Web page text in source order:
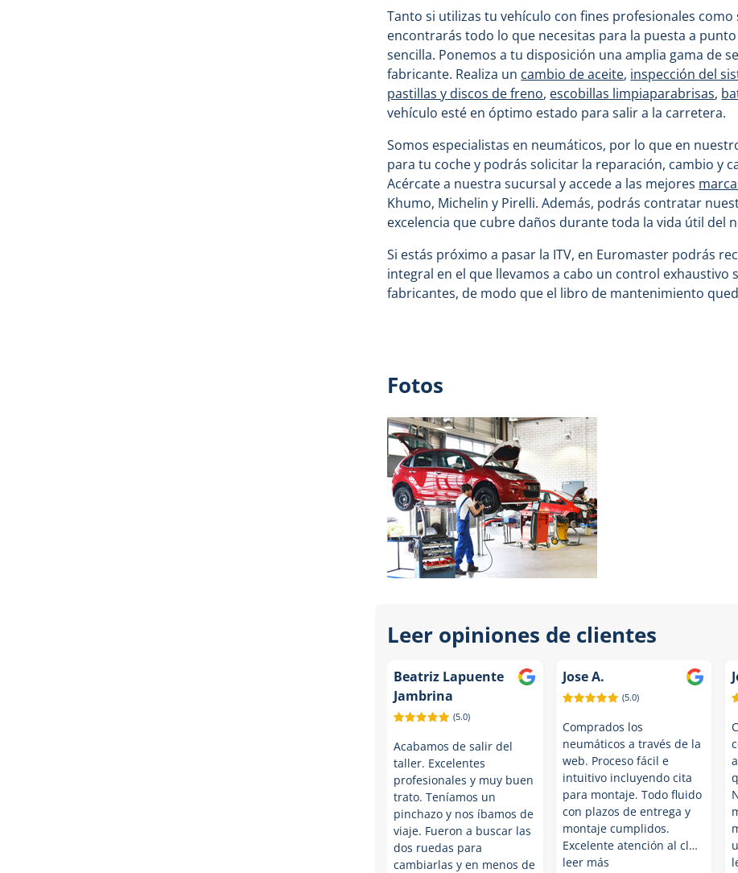
Tanto si utilizas tu vehículo con fines profesionales
encontrarás todo lo que necesitas para la puesta a
sencilla. Ponemos a tu disposición una amplia gama de
fabricante. Realiza un cambio de aceite, inspección del
pastillas y discos de freno, escobillas limpiaparabrisas,
vehículo esté en óptimo estado para salir a la carretera.
Somos especialistas en neumáticos, por lo que en
para tu coche y podrás solicitar la reparación, cambio y
Acércate a nuestra sucursal y accede a las mejores
Khumo, Michelin y Pirelli. Además, podrás contratar
excelencia que cubre daños durante toda la vida útil del
Si estás próximo a pasar la ITV, en Euromaster podrás
integral en el que llevamos a cabo un control
fabricantes, de modo que el libro de mantenimiento
Fotos
Leer opiniones de clientes
Beatriz Lapuente
Jambrina
(5.0)
Acabamos de salir del
taller. Excelentes
profesionales y muy buen
trato. Teníamos un
pinchazo y nos íbamos de
viaje. Fueron a buscar las
dos ruedas para
cambiarlas y en menos de
Jose A.
(5.0)
Comprados los
neumáticos a través de la
web. Proceso fácil e
intuitivo incluyendo cita
para montaje. Todo fluido
con plazos de entrega y
montaje cumplidos.
Excelente atención al cl…
leer más